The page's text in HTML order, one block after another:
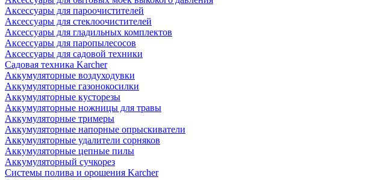
Аксессуары для пароочистителей
Аксессуары для стеклоочистителей
Аксессуары для гладильных комплектов
Аксессуары для паропылесосов
Аксессуары для садовой техники
Садовая техника Karcher
Аккумуляторные воздуходувки
Аккумуляторные газонокосилки
Аккумуляторные кусторезы
Аккумуляторные ножницы для травы
Аккумуляторные тримеры
Аккумуляторные напорные опрыскиватели
Аккумуляторные удалители сорняков
Аккумуляторные цепные пилы
Аккумуляторный сучкорез
Системы полива и орошения Karcher